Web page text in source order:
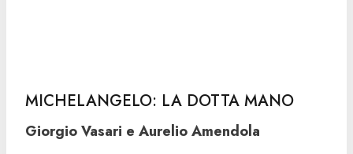
MICHELANGELO: LA DOTTA MANO
Giorgio Vasari e Aurelio Amendola